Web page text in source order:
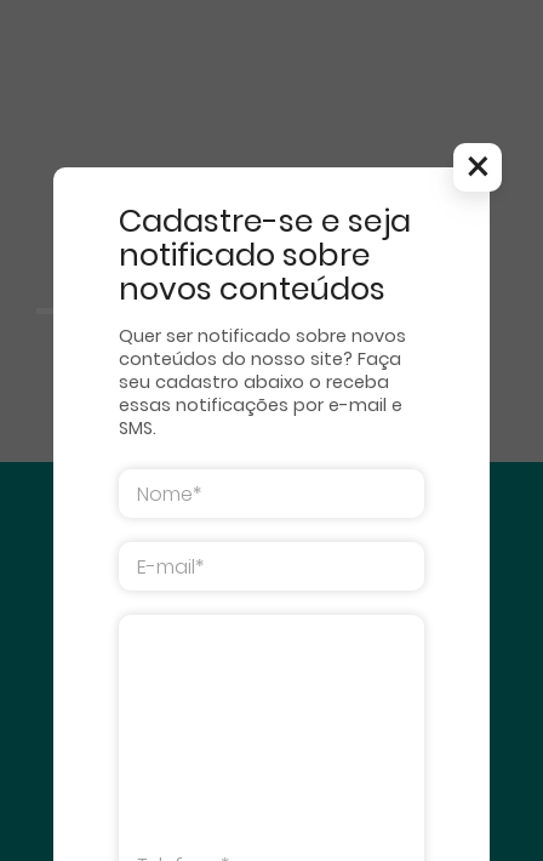
×
Cadastre-se e seja
notificado sobre
novos conteúdos
Quer ser notificado sobre novos
conteúdos do nosso site? Faça
seu cadastro abaixo o receba
essas notificações por e-mail e
SMS.